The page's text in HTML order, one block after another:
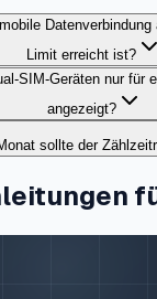
Limit erreicht ist?
SIM-Geräten nur für
angezeigt?
sollte der